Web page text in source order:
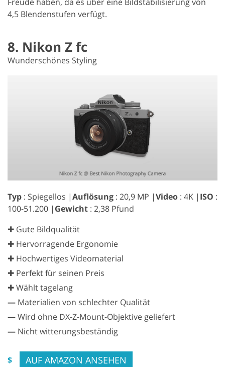
4,5 Blendenstufen verfügt.
8. Nikon Z fc
Wunderschönes Styling
Typ : Spiegellos |Auflösung : 20,9 MP |Video : 4K | ISO :
100-51.200 | Gewicht : 2,38 Pfund
✚ Gute Bildqualität
✚ Hervorragende Ergonomie
✚ Hochwertiges Videomaterial
✚ Perfekt für seinen Preis
✚ Wählt tagelang
— Materialien von schlechter Qualität
—Wird ohne DX-Z-Mount-Objektive geliefert
— Nicht witterungsbeständig
$ AUF AMAZON ANSEHEN